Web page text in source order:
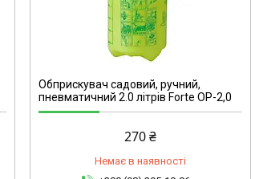
Обприскувач садовий, ручний,
пневматичний 2.0 літрів Forte ОР-2,0
270 ₴
Немає в наявності
45671